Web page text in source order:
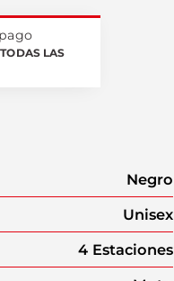
LAS
Negro
Unisex
4 Estaciones